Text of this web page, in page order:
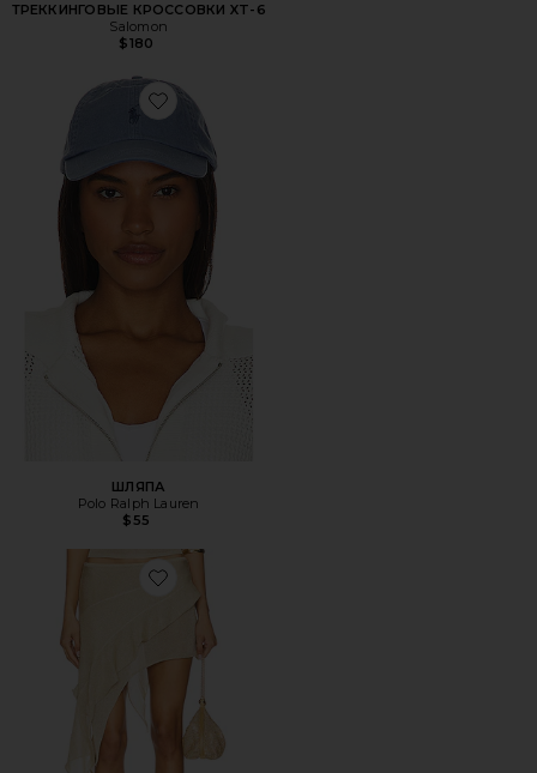
ТРЕККИНГОВЫЕ КРОССОВКИ XT-6
Salomon
$180
Favorite ШЛЯПА
ШЛЯПА
Polo Ralph Lauren
$55
Favorite ЮБКА PALISADES